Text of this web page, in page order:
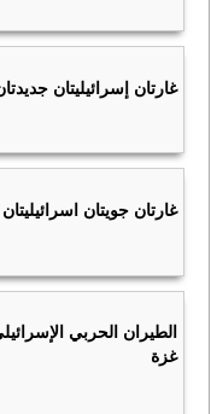
غارتان إسرائيليتان
غارتان جويتان
الطيران الحربي
غزة